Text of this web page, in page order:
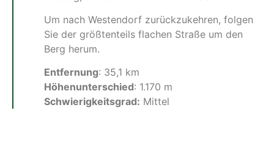
Um nach Westendorf zurückzukehren, folgen
Sie der größtenteils flachen Straße um den
Berg herum.
Entfernung: 35,1 km
Höhenunterschied: 1.170 m
Schwierigkeitsgrad: Mittel